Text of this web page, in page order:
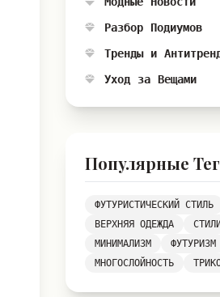
Разбор Подиумов
Тренды и
Уход за Вещами
Популярные
ФУТУРИСТИЧЕСКИЙ СТИЛЬ
ВЕРХНЯЯ ОДЕЖДА
МИНИМАЛИЗМ
ФУТУРИЗМ
МНОГОСЛОЙНОСТЬ